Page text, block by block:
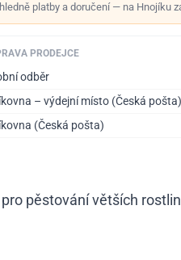
platby a doručení — na Hnojíku
PRODEJCE
odběr
– výdejní místo (Česká pošta)
(Česká pošta)
pěstování větších